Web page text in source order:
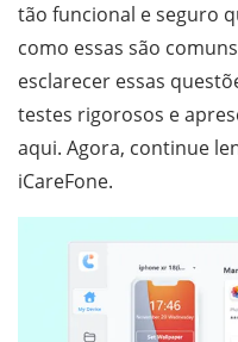
tão funcional e seguro
como essas são
esclarecer essas
testes rigorosos e
aqui. Agora, continue
iCareFone.